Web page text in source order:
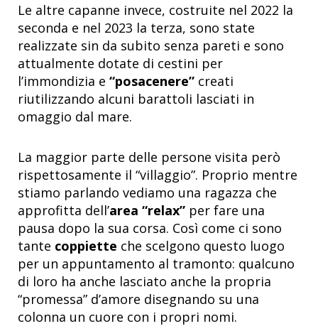
Le altre capanne invece, costruite nel 2022 la
seconda e nel 2023 la terza, sono state
realizzate sin da subito senza pareti e sono
attualmente dotate di cestini per
l’immondizia e “posacenere” creati
riutilizzando alcuni barattoli lasciati in
omaggio dal mare.
La maggior parte delle persone visita però
rispettosamente il “villaggio”. Proprio mentre
stiamo parlando vediamo una ragazza che
approfitta dell’area “relax” per fare una
pausa dopo la sua corsa. Così come ci sono
tante coppiette che scelgono questo luogo
per un appuntamento al tramonto: qualcuno
di loro ha anche lasciato anche la propria
“promessa” d’amore disegnando su una
colonna un cuore con i propri nomi.